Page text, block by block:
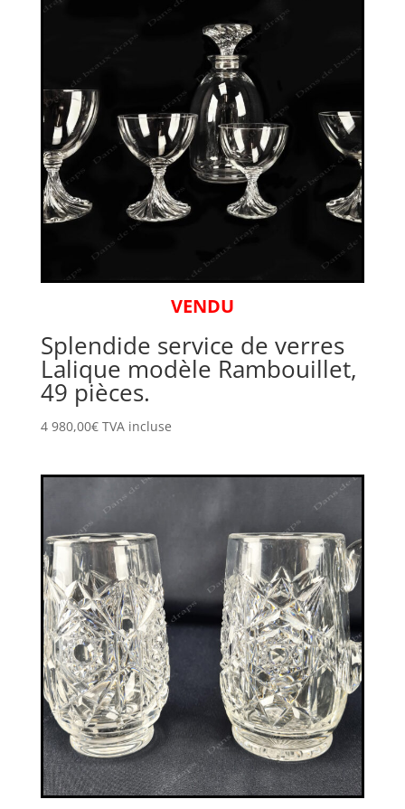
VENDU
Splendide service de verres
Lalique modèle Rambouillet,
49 pièces.
4 980,00€ TVA incluse